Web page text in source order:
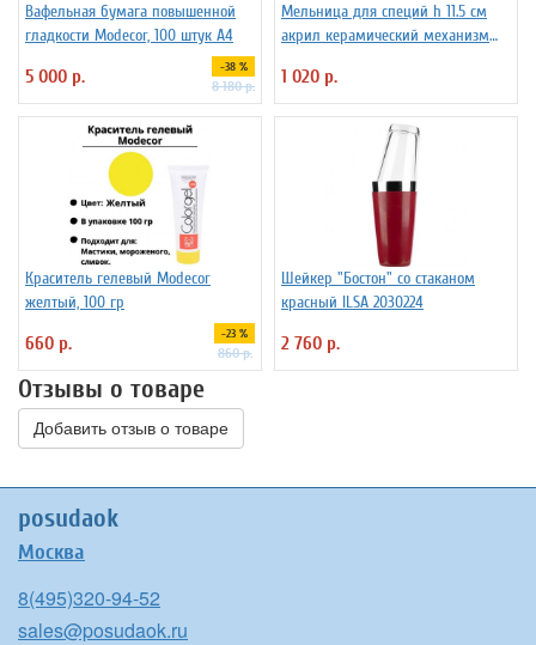
Вафельная бумага повышенной
гладкости Modecor, 100 штук А4
5 000 р. -38 %
8 180 р.
Мельница для специй h 11.5 см
акрил керамический механизм
1 020 р.
Краситель гелевый Modecor
желтый, 100 гр
660 р. -23 %
860 р.
Шейкер "Бостон" со стаканом
красный ILSA 2030224
2 760 р.
Отзывы о товаре
Добавить отзыв о товаре
posudaok
Москва
8(495)320-94-52
sales@posudaok.ru